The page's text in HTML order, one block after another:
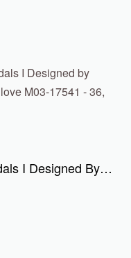
Stiletto Sandals I Designed By Mairiboo With Love M03-17541